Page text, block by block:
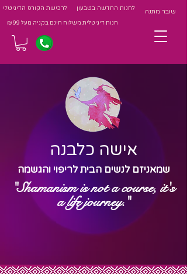
לרכישת הקורס הדיגיטלי לחנות החדשה בטבעון
חנות דיגיטלית משלוח חינם בקניה מעל 99 ₪
שובר מתנה
אישה כלבנה
שמאניזם לנשים הבית לריפוי והגשמה
"Shamanism is not a course, it's
a life journey."